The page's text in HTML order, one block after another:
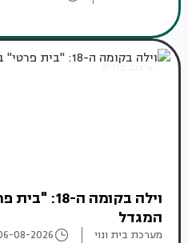
עיצוב בתים
וילה בקומה
המגדל
מערכת בית ונוי 08-2026